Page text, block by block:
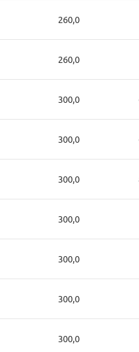
260,0
260,0
300,0
300,0
300,0
300,0
300,0
300,0
300,0